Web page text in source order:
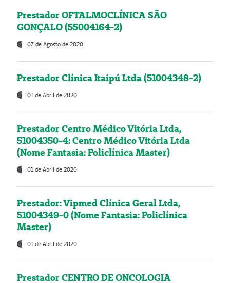
Prestador OFTALMOCLÍNICA SÃO
GONÇALO (55004164-2)
07 de Agosto de 2020
Prestador Clínica Itaipú Ltda (51004348-2)
01 de Abril de 2020
Prestador Centro Médico Vitória Ltda,
51004350-4: Centro Médico Vitória Ltda
(Nome Fantasia: Policlínica Master)
01 de Abril de 2020
Prestador: Vipmed Clínica Geral Ltda,
51004349-0 (Nome Fantasia: Policlínica
Master)
01 de Abril de 2020
Prestador CENTRO DE ONCOLOGIA